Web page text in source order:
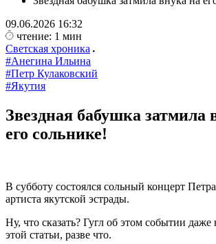
09.06.2026 16:32
чтение: 1 мин
Светская хроника
#Анегина Ильина
#Петр Кулаковский
#Якутия
Звездная бабушка затмила
его сольнике!
В субботу состоялся сольный концерт
артиста якутской эстрады.
Ну, что сказать? Гугл об этом событии даже
этой статьи, разве что.